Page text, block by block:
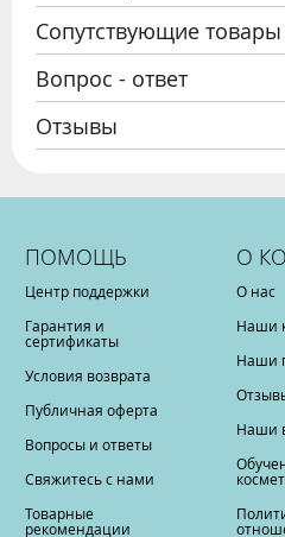
Сопутствующие товары
Вопрос - ответ
Отзывы
ПОМОЩЬ
Центр поддержки
Гарантия и
сертификаты
Условия возврата
Публичная оферта
Вопросы и ответы
Свяжитесь с нами
Товарные
рекомендации
О
О нас
Наши
Наши
Наши